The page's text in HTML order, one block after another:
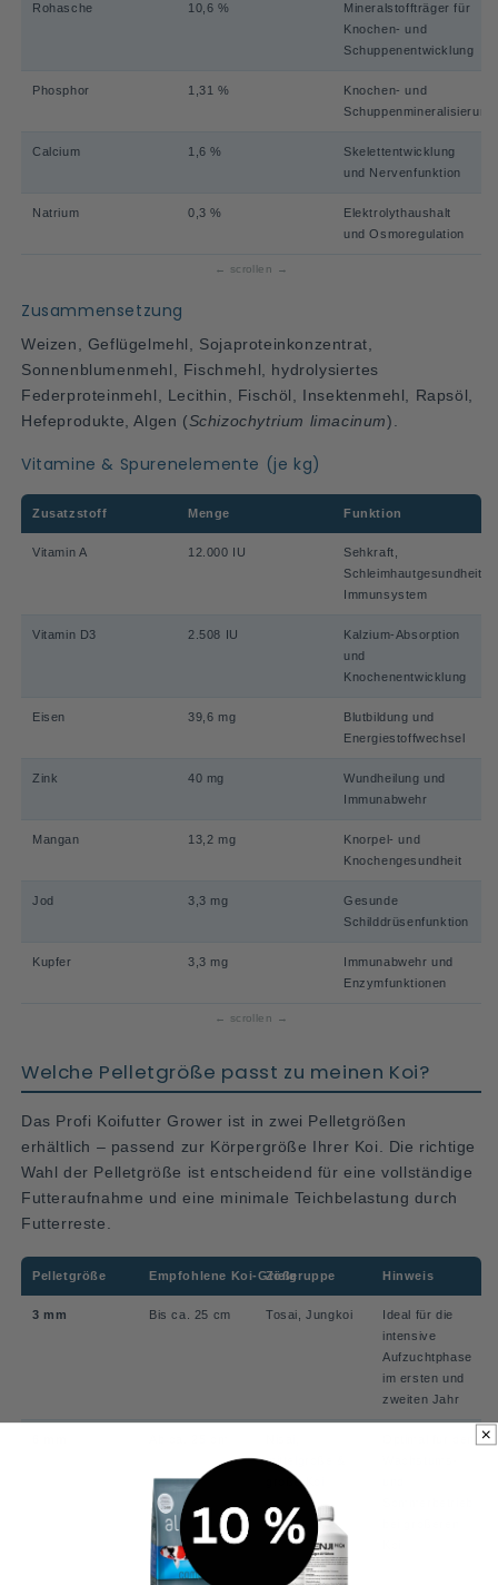
Rohasche 10,6 %
Mineralstoffträger für
Knochen- und
Schuppenentwicklung
Phosphor 1,31 %
Knochen- und
Schuppenmineralisierung
Calcium 1,6 %
Skelettentwicklung
und Nervenfunktion
Natrium 0,3 %
Elektrolythaushalt
und Osmoregulation
Zusammensetzung
Weizen, Geflügelmehl, Sojaproteinkonzentrat,
Sonnenblumenmehl, Fischmehl, hydrolysiertes
Federproteinmehl, Lecithin, Fischöl, Insektenmehl, Rapsöl,
Hefeprodukte, Algen (Schizochytrium limacinum).
Vitamine & Spurenelemente (je kg)
Zusatzstoff Menge Funktion
Vitamin A 12.000 IU
Sehkraft,
Schleimhautgesundheit,
Immunsystem
Vitamin D3 2.508 IU
Kalzium-Absorption
und
Knochenentwicklung
Eisen 39,6 mg
Blutbildung und
Energiestoffwechsel
Zink 40 mg
Wundheilung und
Immunabwehr
Mangan 13,2 mg
Knorpel- und
Knochengesundheit
Jod 3,3 mg
Gesunde
Schilddrüsenfunktion
Kupfer 3,3 mg
Immunabwehr und
Enzymfunktionen
Welche Pelletgröße passt zu meinen Koi?
Das Profi Koifutter Grower ist in zwei Pelletgrößen
erhältlich – passend zur Körpergröße Ihrer Koi. Die richtige
Wahl der Pelletgröße ist entscheidend für eine vollständige
Futteraufnahme und eine minimale Teichbelastung durch
Futterreste.
Pelletgröße Empfohlene Koi-GrößeZielgruppe Hinweis
3 mm Bis ca. 25 cm Tosai, Jungkoi
Ideal für die
intensive
Aufzuchtphase
im ersten und
zweiten Jahr
mittelgroße &
große Koi